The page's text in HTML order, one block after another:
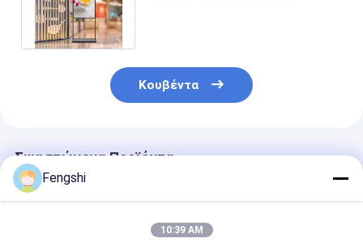
Κουβέντα
Συνιστώμενα Προϊόντα
Fengshi
10:39 AM